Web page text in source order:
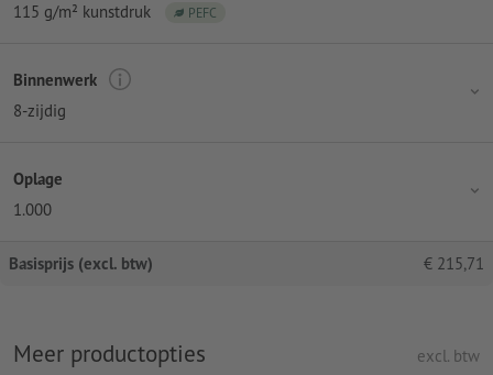
115 g/m² kunstdruk
PEFC
Binnenwerk
8-zijdig
Oplage
1.000
Basisprijs (excl. btw) € 215,71
Meer productopties excl. btw